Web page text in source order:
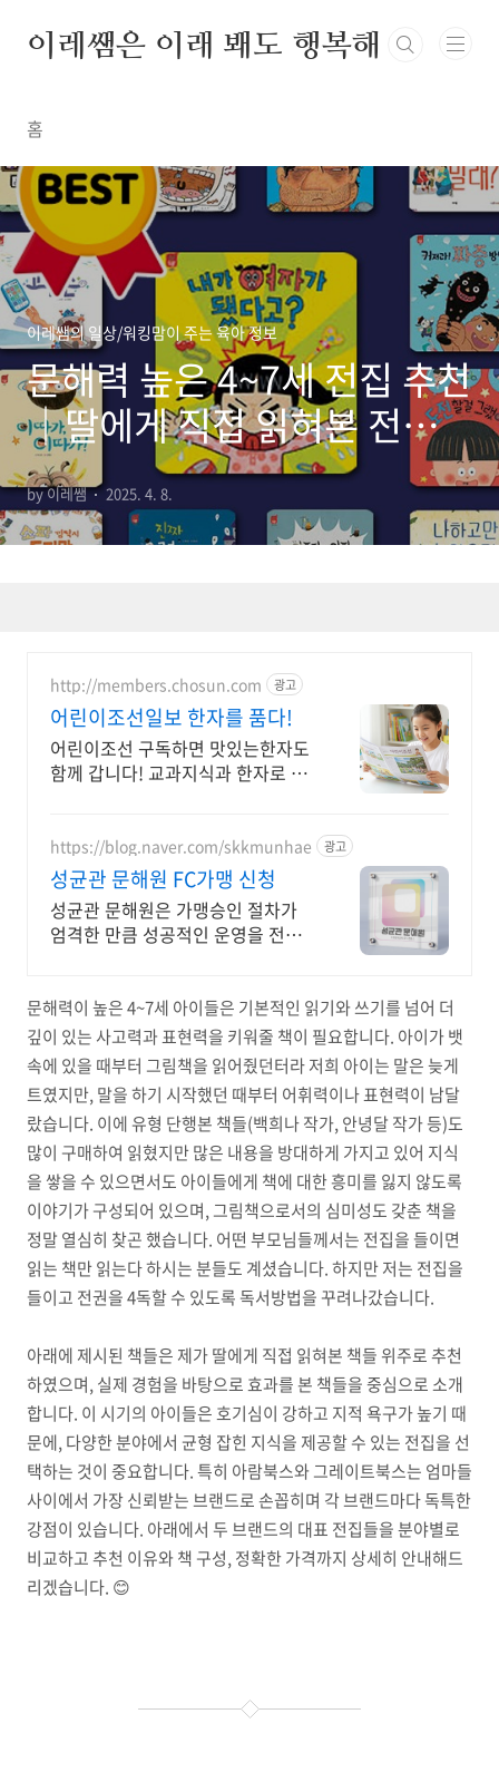
이레쌤은 이래 봬도 행복해
홈
이레쌤의 일상/워킹맘이 주는 육아 정보
문해력 높은 4~7세 전집 추천
｜딸에게 직접 읽혀본 전집만
골랐어요
by 이레쌤 2025. 4. 8.
http://members.chosun.com 광고
어린이조선일보 한자를 품다!
어린이조선 구독하면 맛있는한자도
함께 갑니다! 교과지식과 한자로 자
하는 힘을 키워 주세요!
https://blog.naver.com/skkmunhae 광고
성균관 문해원 FC가맹 신청
성균관 문해원은 가맹승인 절차가
엄격한 만큼 성공적인 운영을 전수
문해력이 높은 4~7세 아이들은 기본적인 읽기와 쓰기를 넘어 더
깊이 있는 사고력과 표현력을 키워줄 책이 필요합니다. 아이가 뱃
속에 있을 때부터 그림책을 읽어줬던터라 저희 아이는 말은 늦게
트였지만, 말을 하기 시작했던 때부터 어휘력이나 표현력이 남달
랐습니다. 이에 유형 단행본 책들(백희나 작가, 안녕달 작가 등)도
많이 구매하여 읽혔지만 많은 내용을 방대하게 가지고 있어 지식
을 쌓을 수 있으면서도 아이들에게 책에 대한 흥미를 잃지 않도록
이야기가 구성되어 있으며, 그림책으로서의 심미성도 갖춘 책을
정말 열심히 찾곤 했습니다. 어떤 부모님들께서는 전집을 들이면
읽는 책만 읽는다 하시는 분들도 계셨습니다. 하지만 저는 전집을
들이고 전권을 4독할 수 있도록 독서방법을 꾸려나갔습니다.
아래에 제시된 책들은 제가 딸에게 직접 읽혀본 책들 위주로 추천
하였으며, 실제 경험을 바탕으로 효과를 본 책들을 중심으로 소개
합니다. 이 시기의 아이들은 호기심이 강하고 지적 욕구가 높기 때
문에, 다양한 분야에서 균형 잡힌 지식을 제공할 수 있는 전집을 선
택하는 것이 중요합니다. 특히 아람북스와 그레이트북스는 엄마들
사이에서 가장 신뢰받는 브랜드로 손꼽히며 각 브랜드마다 독특한
강점이 있습니다. 아래에서 두 브랜드의 대표 전집들을 분야별로
비교하고 추천 이유와 책 구성, 정확한 가격까지 상세히 안내해드
리겠습니다. 😊